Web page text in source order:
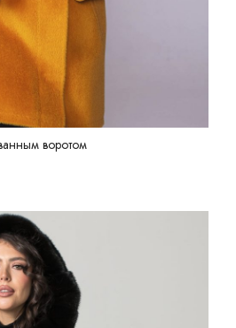
воротом